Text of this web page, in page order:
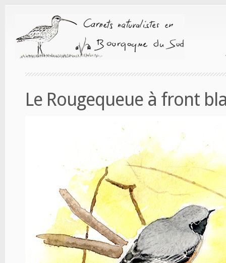
Le Rougequeue à front